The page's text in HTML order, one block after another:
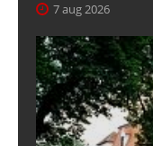
7 aug 2026